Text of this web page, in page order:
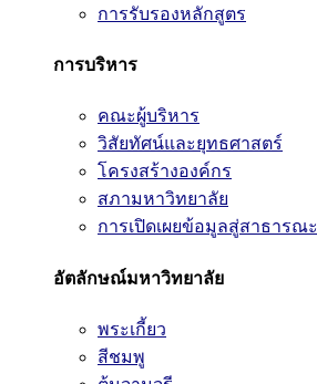
การรับรองหลักสูตร
การบริหาร
คณะผู้บริหาร
วิสัยทัศน์และยุทธศาสตร์
โครงสร้างองค์กร
สภามหาวิทยาลัย
การเปิดเผยข้อมูลสู่สาธารณะ
อัตลักษณ์มหาวิทยาลัย
พระเกี้ยว
สีชมพู